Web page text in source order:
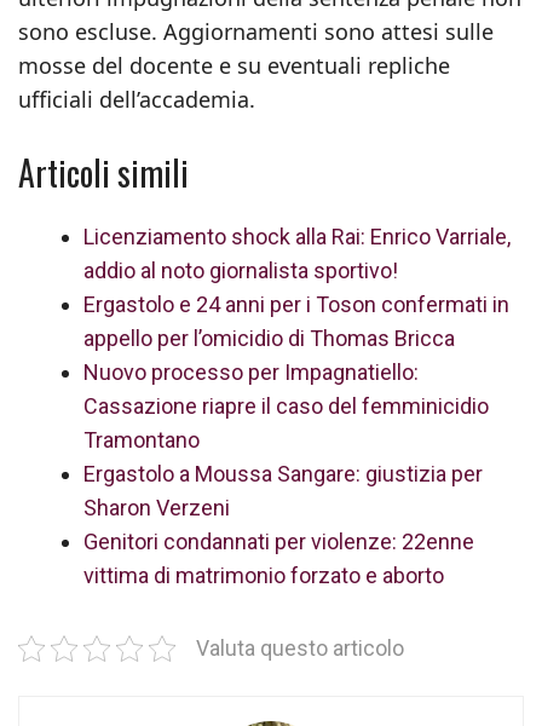
sono escluse. Aggiornamenti sono attesi sulle
mosse del docente e su eventuali repliche
ufficiali dell’accademia.
Articoli simili
Licenziamento shock alla Rai: Enrico Varriale,
addio al noto giornalista sportivo!
Ergastolo e 24 anni per i Toson confermati in
appello per l’omicidio di Thomas Bricca
Nuovo processo per Impagnatiello:
Cassazione riapre il caso del femminicidio
Tramontano
Ergastolo a Moussa Sangare: giustizia per
Sharon Verzeni
Genitori condannati per violenze: 22enne
vittima di matrimonio forzato e aborto
Valuta questo articolo